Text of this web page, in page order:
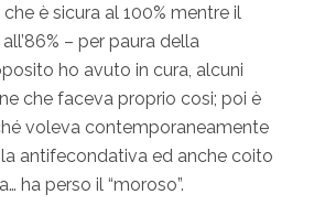
è sicura al 100% mentre il
– per paura della
ho avuto in cura, alcuni
che faceva proprio cosi; poi è
voleva contemporaneamente
antifecondativa ed anche coito
ha perso il “moroso”.